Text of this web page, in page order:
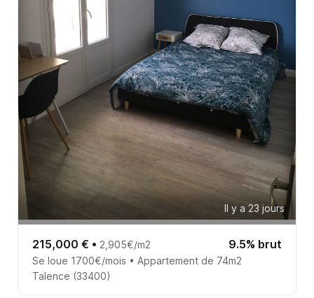
Il y a 23 jours
215,000 € • 2,905€/m2 9.5% brut
Se loue 1700€/mois • Appartement de 74m2
Talence (33400)